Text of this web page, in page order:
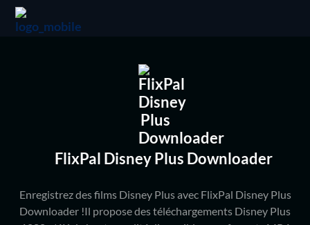
FlixPal Disney Plus Downloader
Enregistrez des films Disney Plus avec FlixPal Disney Plus
Downloader !Il propose des téléchargements Disney Plus